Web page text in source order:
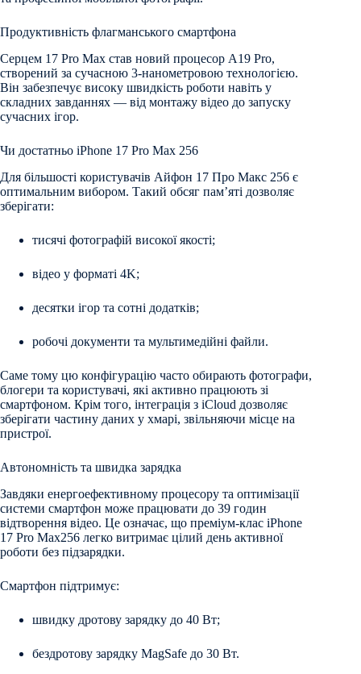
Продуктивність флагманського смартфона
Серцем 17 Рro Мax став новий процесор A19 Pro,
створений за сучасною 3-нанометровою технологією.
Він забезпечує високу швидкість роботи навіть у
складних завданнях — від монтажу відео до запуску
сучасних ігор.
Чи достатньо iРhone 17 Рro Мax 256
Для більшості користувачів Айфон 17 Про Макс 256 є
оптимальним вибором. Такий обсяг пам’яті дозволяє
зберігати:
тисячі фотографій високої якості;
відео у форматі 4K;
десятки ігор та сотні додатків;
робочі документи та мультимедійні файли.
Саме тому цю конфігурацію часто обирають фотографи,
блогери та користувачі, які активно працюють зі
смартфоном. Крім того, інтеграція з iCloud дозволяє
зберігати частину даних у хмарі, звільняючи місце на
пристрої.
Автономність та швидка зарядка
Завдяки енергоефективному процесору та оптимізації
системи смартфон може працювати до 39 годин
відтворення відео. Це означає, що преміум-клас iРhone
17 Рro Мax256 легко витримає цілий день активної
роботи без підзарядки.
Смартфон підтримує:
швидку дротову зарядку до 40 Вт;
бездротову зарядку MagSafe до 30 Вт.